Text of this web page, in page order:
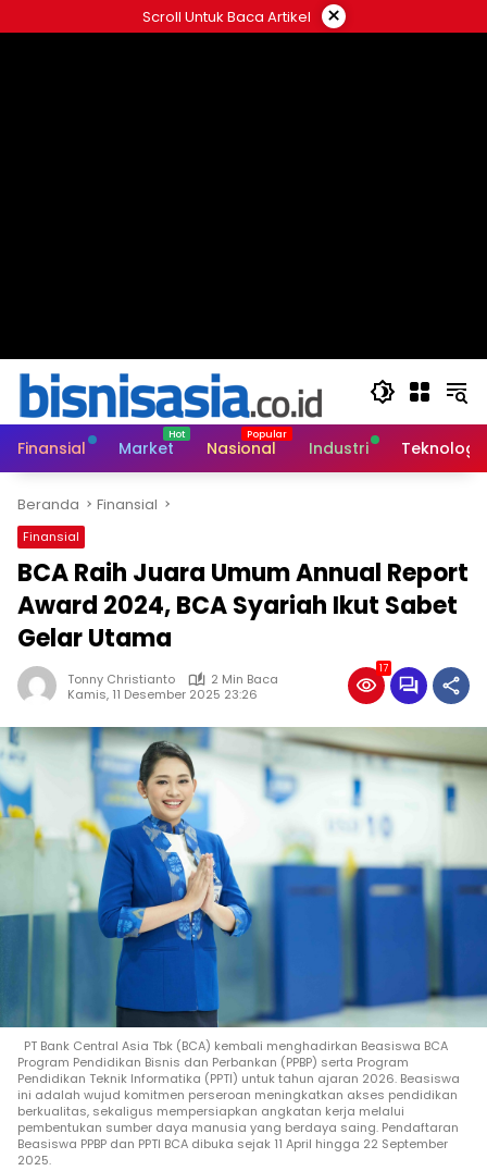
ke
Scroll Untuk Baca Artikel ×
Finansial Market Nasional Industri Teknologi
Beranda Finansial
Finansial
BCA Raih Juara Umum Annual Report
Award 2024, BCA Syariah Ikut Sabet
Gelar Utama
Tonny Christianto
2 Min Baca
Kamis, 11 Desember 2025 23:26
17
PT Bank Central Asia Tbk (BCA) kembali menghadirkan Beasiswa BCA
Program Pendidikan Bisnis dan Perbankan (PPBP) serta Program
Pendidikan Teknik Informatika (PPTI) untuk tahun ajaran 2026. Beasiswa
ini adalah wujud komitmen perseroan meningkatkan akses pendidikan
berkualitas, sekaligus mempersiapkan angkatan kerja melalui
pembentukan sumber daya manusia yang berdaya saing. Pendaftaran
Beasiswa PPBP dan PPTI BCA dibuka sejak 11 April hingga 22 September
2025.